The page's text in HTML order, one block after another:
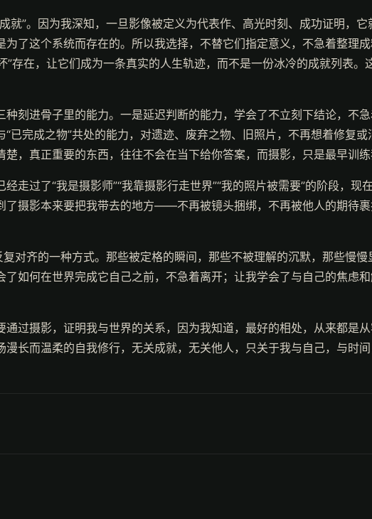
”。因为我深知，一旦影像被定义为代表作、高光时刻、成功证明，
了这个系统而存在的。所以我选择，不替它们指定意义，不急着整理
存在，让它们成为一条真实的人生轨迹，而不是一份冰冷的成就列表。
刻进骨子里的能力。一是延迟判断的能力，学会了不立刻下结论，不
完成之物”共处的能力，对遗迹、废弃之物、旧照片，不再想着修复
，真正重要的东西，往往不会在当下给你答案，而摄影，只是最早训练
走过了“我是摄影师”“我靠摄影行走世界”“我的照片被需要”的阶段，现
摄影本来要把我带去的地方——不再被镜头捆绑，不再被他人的期待
对齐的一种方式。那些被定格的瞬间，那些不被理解的沉默，那些慢
如何在世界完成它自己之前，不急着离开；让我学会了与自己的焦虑
过摄影，证明我与世界的关系，因为我知道，最好的相处，从来都
长而温柔的自我修行，无关成就，无关他人，只关于我与自己，与时